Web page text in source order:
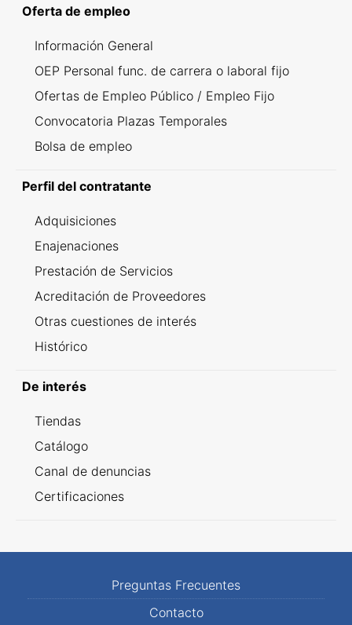
Oferta de empleo
Información General
OEP Personal func. de carrera o laboral fijo
Ofertas de Empleo Público / Empleo Fijo
Convocatoria Plazas Temporales
Bolsa de empleo
Perfil del contratante
Adquisiciones
Enajenaciones
Prestación de Servicios
Acreditación de Proveedores
Otras cuestiones de interés
Histórico
De interés
Tiendas
Catálogo
Canal de denuncias
Certificaciones
Preguntas Frecuentes
Contacto